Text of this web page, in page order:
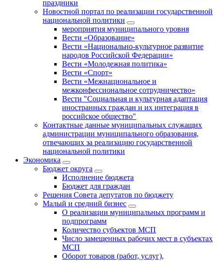
праздники
Новостной портал по реализации государственной
национальной политики
мероприятия муниципального уровня
Вести «Образование»
Вести «Национально-культурное развитие
народов Российской Федерации»
Вести «Молодежная политика»
Вести «Спорт»
Вести «Межнациональное и
межконфессиональное сотрудничество»
Вести "Социальная и культурная адаптация
иностранных граждан и их интеграция в
российское общество"
Контактные данные муниципальных служащих
администрации муниципального образования,
отвечающих за реализацию государственной
национальной политики
Экономика
Бюджет округa
Исполнение бюджета
Бюджет для граждан
Решения Совета депутатов по бюджету
Малый и средний бизнес
О реализации муниципальных программ и
подпрограмм
Количество субъектов МСП
Число замещенных рабочих мест в субъектах
МСП
Оборот товаров (работ, услуг),